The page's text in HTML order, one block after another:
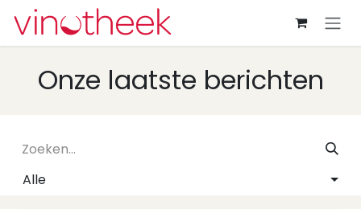
Overslaan naar inhoud
Onze laatste berichten
Alle